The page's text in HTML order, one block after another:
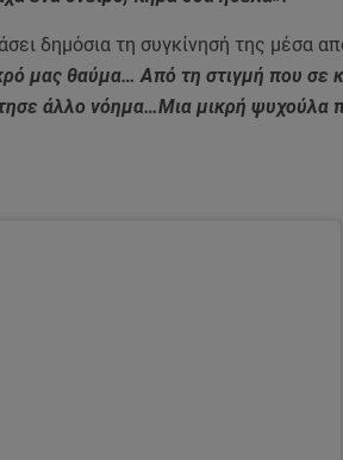
δημόσια τη συγκίνησή της μέσα
μας θαύμα… Από τη στιγμή που σε
άλλο νόημα…Μια μικρή ψυχούλα